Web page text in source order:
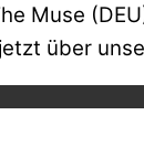
Muse
über